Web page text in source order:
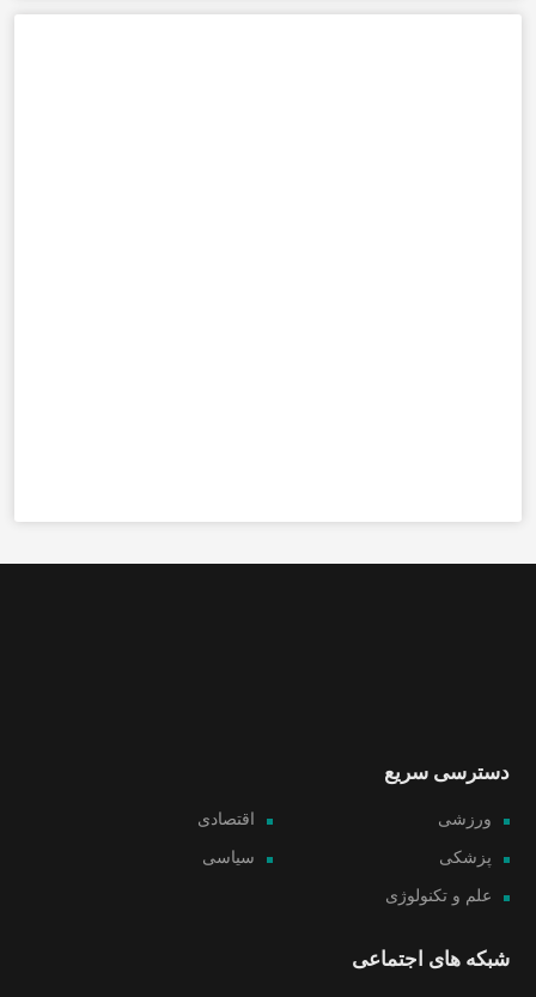
دسترسی سریع
ورزشی اقتصادی
پزشکی سیاسی
علم و تکنولوژی
شبکه های اجتماعی